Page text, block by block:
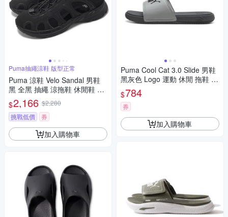
Puma抽繩涼鞋 版型正常
Puma 涼鞋 Velo Sandal 男鞋
黑 全黑 抽繩 涼拖鞋 休閒鞋 39
557902
$2,166 $2,280
挑戰低價
券
加入購物車
Puma Cool Cat 3.0 Slide 男鞋
黑灰色 Logo 運動 休閒 拖鞋 40
895703
$784
券
加入購物車